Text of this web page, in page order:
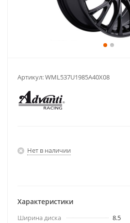
Артикул:WML537U1985A40X08
Нет в наличии
Характеристики
Ширина диска
8.5